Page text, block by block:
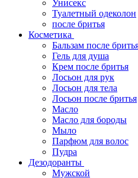
Унисекс
Туалетный одеколон
после бритья
Косметика
Бальзам после
Гель для душа
Крем после бритья
Лосьон для рук
Лосьон для тела
Лосьон после бритья
Масло
Масло для бороды
Мыло
Парфюм для волос
Пудра
Дезодоранты
Мужской